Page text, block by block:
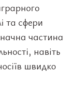
та сфери
частина
навіть
швидко